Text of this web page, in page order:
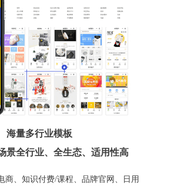
海量多行业模板
景全行业、全生态、适用性高
商、知识付费/课程、品牌官网、日用